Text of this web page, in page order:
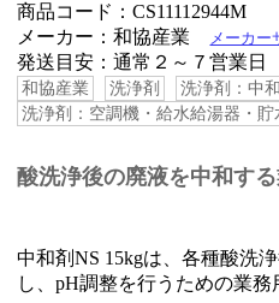
商品コード：CS11112944M
メーカー：和協産業
メーカー
発送目安：通常２～７営業日
和協産業 洗浄剤
洗浄剤：中
洗浄剤：空調機・給水給湯器・貯
酸洗浄後の廃液を中和す
中和剤NS 15kgは、各種酸洗
し、pH調整を行うための業務